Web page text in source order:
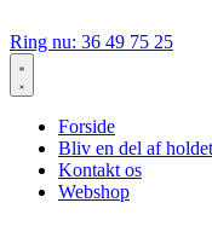
Ring nu: 36 49 75 25
Forside
Bliv en del af holdet
Kontakt os
Webshop